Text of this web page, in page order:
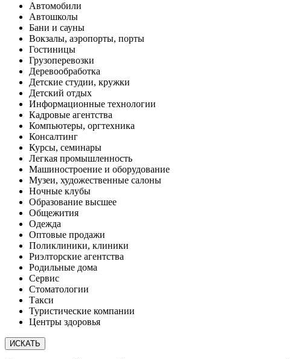
Автомобили
Автошколы
Бани и сауны
Вокзалы, аэропорты, порты
Гостиницы
Грузоперевозки
Деревообработка
Детские студии, кружки
Детский отдых
Информационные технологии
Кадровые агентства
Компьютеры, оргтехника
Консалтинг
Курсы, семинары
Легкая промышленность
Машиностроение и оборудование
Музеи, художественные салоны
Ночные клубы
Образование высшее
Общежития
Одежда
Оптовые продажи
Поликлиники, клиники
Риэлторские агентства
Родильные дома
Сервис
Стоматологии
Такси
Туристические компании
Центры здоровья